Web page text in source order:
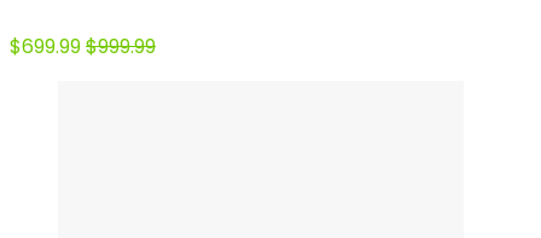
$699.99$999.99